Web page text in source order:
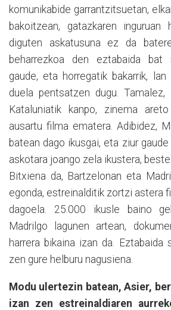
komunikabide garrantzitsuetan,
bakoitzean, gatazkaren
diguten askatusuna ez da
beharrezkoa den eztabaida bat
gaude, eta horregatik bakarrik,
duela pentsatzen dugu.
Kataluniatik kanpo, zinema
ausartu filma ematera. Adibidez,
batean dago ikusgai, eta ziur
askotara joango zela ikustera,
Bitxiena da, Bartzelonan eta
egonda, estreinalditik zortzi astera
dagoela. 25.000 ikusle baino
Madrilgo lagunen artean,
harrera bikaina izan da. Eztabaida
zen gure helburu nagusiena.
Modu ulertezin batean, Asier,
izan zen estreinaldiaren